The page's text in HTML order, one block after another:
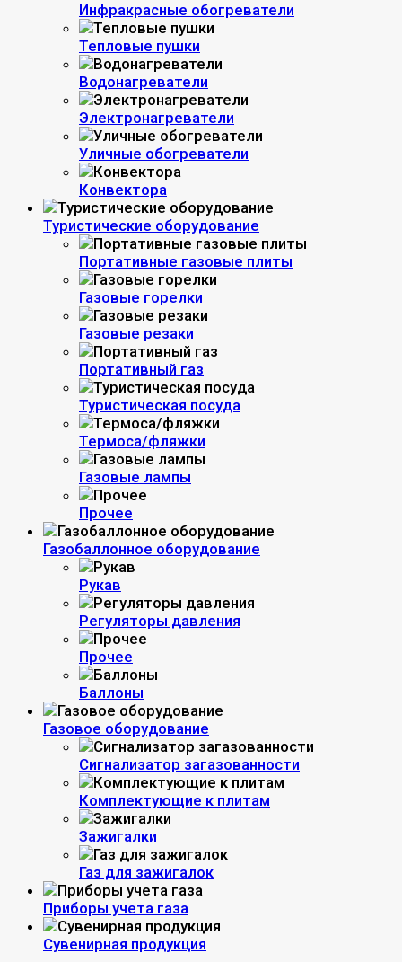
Инфракрасные обогреватели
Тепловые пушки
Водонагреватели
Электронагреватели
Уличные обогреватели
Конвектора
Туристические оборудование
Портативные газовые плиты
Газовые горелки
Газовые резаки
Портативный газ
Туристическая посуда
Термоса/фляжки
Газовые лампы
Прочее
Газобаллонное оборудование
Рукав
Регуляторы давления
Прочее
Баллоны
Газовое оборудование
Сигнализатор загазованности
Комплектующие к плитам
Зажигалки
Газ для зажигалок
Приборы учета газа
Сувенирная продукция